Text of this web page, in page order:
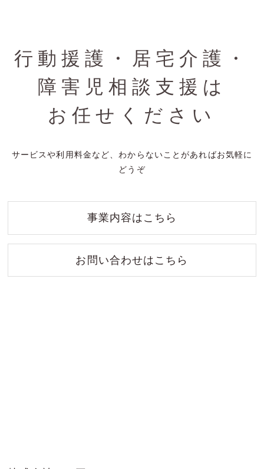
行動援護・居宅介護・
障害児相談支援は
お任せください
サービスや利用料金など、わからないことがあればお気軽に
どうぞ
事業内容はこちら
お問い合わせはこちら